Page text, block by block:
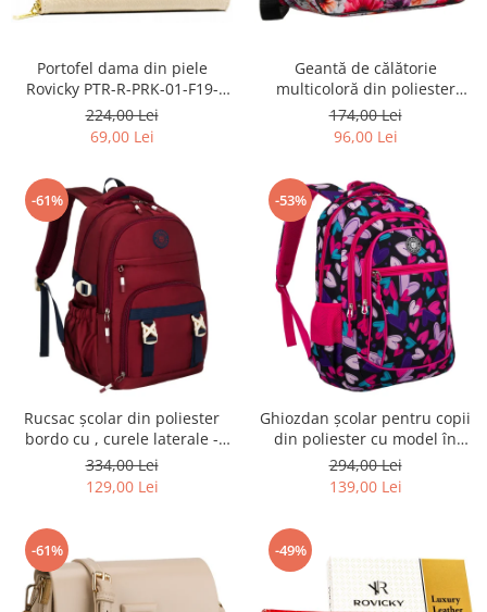
Portofel dama din piele
Rovicky PTR-R-PRK-01-F19-
2757 BE
224,00 Lei
69,00 Lei
Geantă de călătorie
multicoloră din poliester
rezistent cu port USB,
acoperită cu un model vegetal
- Rovicky PTR-R-TL15608-8831
174,00 Lei
96,00 Lei
-61%
Rucsac școlar din poliester
bordo cu , curele laterale -
Peterson PTR-PTN 8594-1402
BORDO
334,00 Lei
129,00 Lei
-53%
Ghiozdan școlar pentru copii
din poliester cu model în
formă de inimă - Peterson
PTR-PTN BIEDRONKA G54
294,00 Lei
139,00 Lei
-61% -49%